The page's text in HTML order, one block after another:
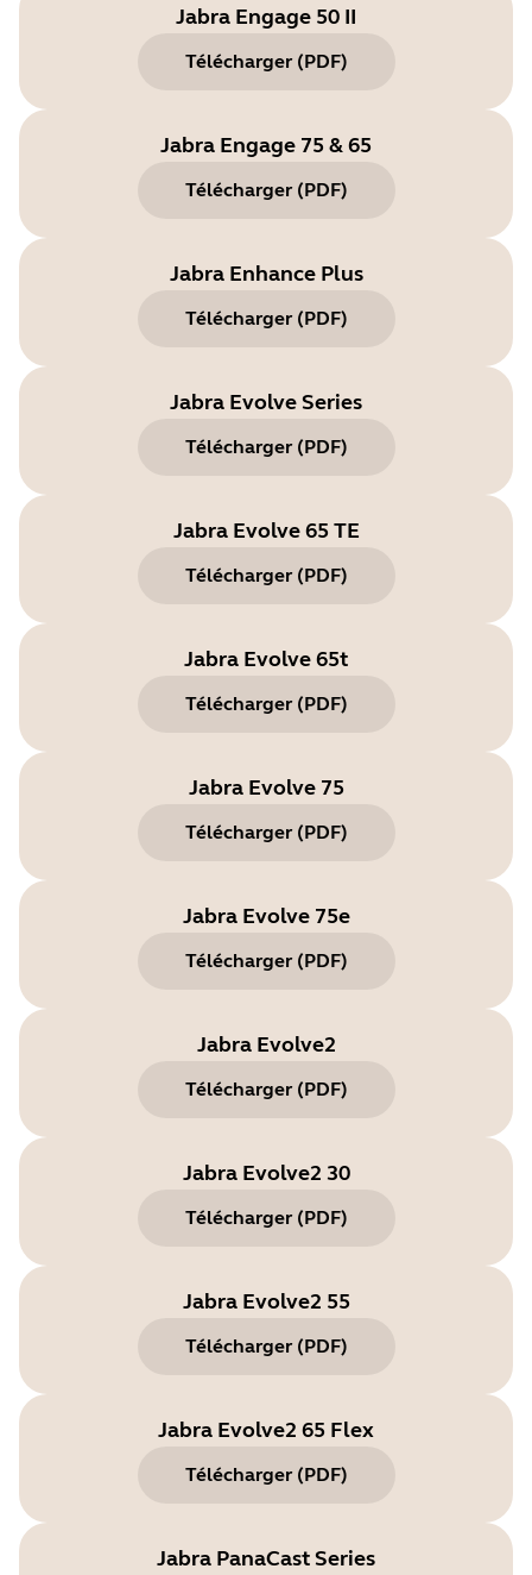
Jabra Engage 50 II
Télécharger (PDF)
Jabra Engage 75 & 65
Télécharger (PDF)
Jabra Enhance Plus
Télécharger (PDF)
Jabra Evolve Series
Télécharger (PDF)
Jabra Evolve 65 TE
Télécharger (PDF)
Jabra Evolve 65t
Télécharger (PDF)
Jabra Evolve 75
Télécharger (PDF)
Jabra Evolve 75e
Télécharger (PDF)
Jabra Evolve2
Télécharger (PDF)
Jabra Evolve2 30
Télécharger (PDF)
Jabra Evolve2 55
Télécharger (PDF)
Jabra Evolve2 65 Flex
Télécharger (PDF)
Jabra PanaCast Series